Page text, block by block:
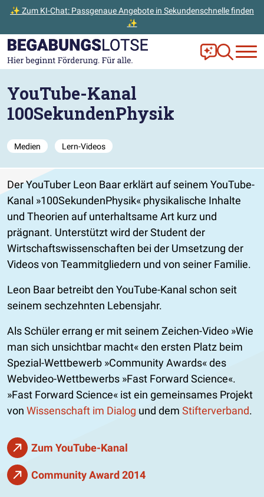
✨ Zum KI-Chat: Passgenaue Angebote in Sekundenschnelle finden
✨
Zum Hauptinhalt der Seite springen
Zur Startseite gehen Frag Ella!
Zur
YouTube-Kanal
100SekundenPhysik
Medien Lern-Videos
Der YouTuber Leon Baar erklärt auf seinem YouTube-
Kanal »100SekundenPhysik« physikalische Inhalte
und Theorien auf unterhaltsame Art kurz und
prägnant. Unterstützt wird der Student der
Wirtschaftswissenschaften bei der Umsetzung der
Videos von Teammitgliedern und von seiner Familie.
Leon Baar betreibt den YouTube-Kanal schon seit
seinem sechzehnten Lebensjahr.
Als Schüler errang er mit seinem Zeichen-Video Wie
man sich unsichtbar macht den ersten Platz beim
Spezial-Wettbewerb
Community Awards des
Webvideo-Wettbewerbs
Fast Forward Science .
Fast Forward Science
ist ein gemeinsames Projekt
von Wissenschaft im Dialog und dem Stifterverband.
Zum YouTube-Kanal
Community Award 2014